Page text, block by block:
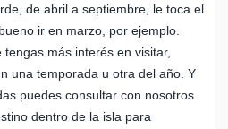
de abril a septiembre, le toca el
ir en marzo, por ejemplo.
más interés en visitar,
una temporada u otra del año. Y
puedes consultar con nosotros
dentro de la isla para